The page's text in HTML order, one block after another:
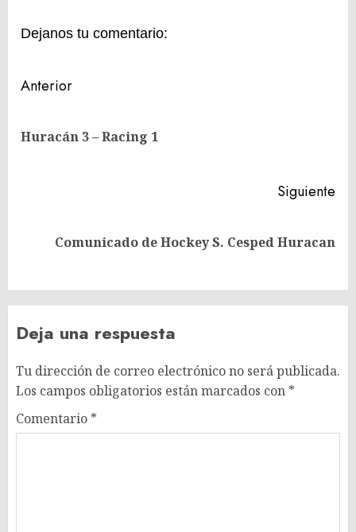
Dejanos tu comentario:
Navegación
entradas
Anterior
Huracán 3 – Racing 1
Siguiente
SiguienteComunicado de Hockey S. Cesped Huracan
Deja una respuesta
Tu dirección de correo electrónico no será publicada.
Los campos obligatorios están marcados con *
Comentario *